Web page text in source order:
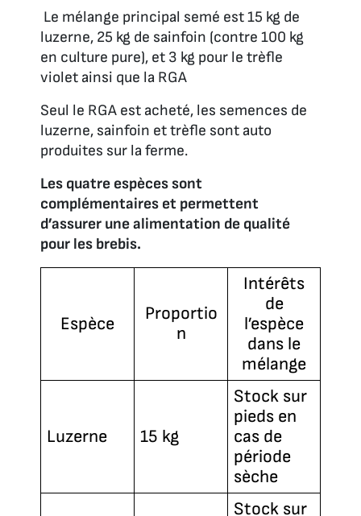
Le mélange principal semé est 15 kg de
luzerne, 25 kg de sainfoin (contre 100 kg
en culture pure), et 3 kg pour le trèfle
violet ainsi que la RGA
Seul le RGA est acheté, les semences de
luzerne, sainfoin et trèfle sont auto
produites sur la ferme.
Les quatre espèces sont
complémentaires et permettent
d’assurer une alimentation de qualité
pour les brebis.
Espèce
Proportio
n
Intérêts
de
l’espèce
dans le
mélange
Luzerne 15 kg
Stock sur
pieds en
cas de
période
sèche
Stock sur